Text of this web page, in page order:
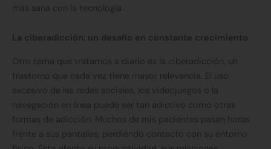
más sana con la tecnología.
La ciberadicción: un desafío en constante crecimiento
Otro tema que tratamos a diario es la ciberadicción, un
trastorno que cada vez tiene mayor relevancia. El uso
excesivo de las redes sociales, los videojuegos o la
navegación en línea puede ser tan adictivo como otras
formas de adicción. Muchos de mis pacientes pasan horas
frente a sus pantallas, perdiendo contacto con su entorno